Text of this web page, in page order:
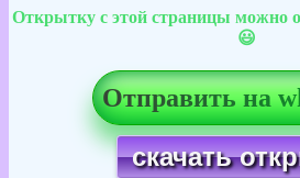
Открытку с этой страницы можно
😃
Отправить на
скачать